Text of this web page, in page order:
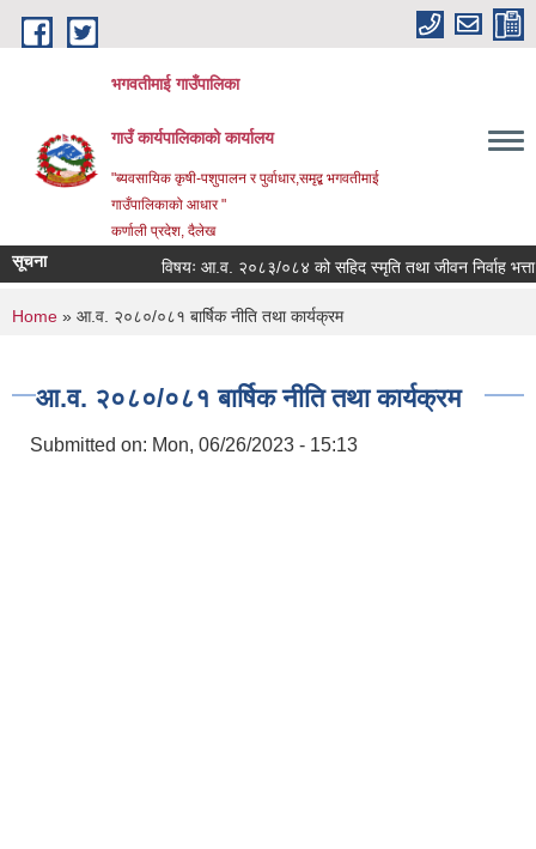
Skip to main content
भगवतीमाई गाउँपालिका
गाउँ कार्यपालिकाको कार्यालय
"ब्यवसायिक कृषी-पशुपालन र पुर्वाधार,समृद्ब भगवतीमाई
गाउँपालिकाको आधार "
कर्णाली प्रदेश, दैलेख
सूचना विषयः आ.व. २०८३/०८४ को सहिद स्मृति तथा जीवन निर्वाह भत्ता
You are here
Home » आ.व. २०८०/०८१ बार्षिक नीति तथा कार्यक्रम
आ.व. २०८०/०८१ बार्षिक नीति तथा कार्यक्रम
Submitted on: Mon, 06/26/2023 - 15:13